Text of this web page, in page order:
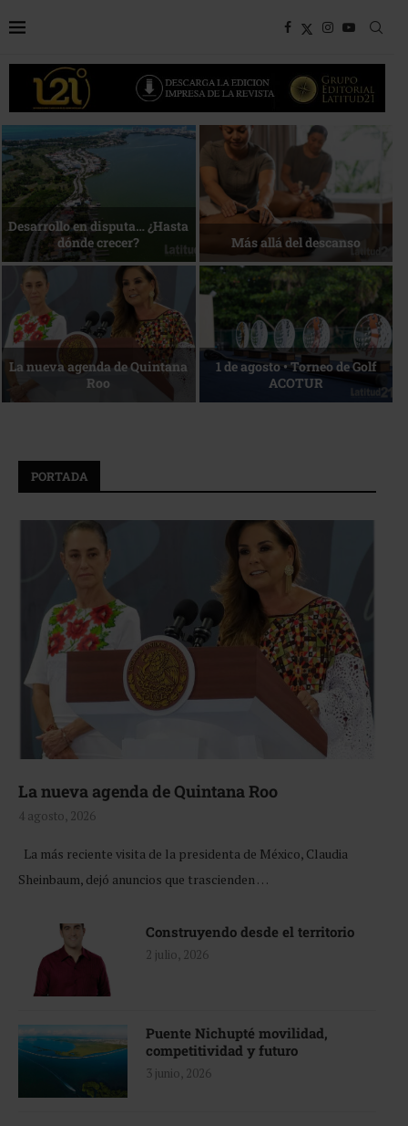
Bottega, un viaje servido a la
mesa
Energía que Impulsa la
competitividad
Reconocimiento de viajeros La esencia del servicio
PORTADA
La nueva agenda de Quintana Roo
4 agosto, 2026
La más reciente visita de la presidenta de México, Claudia
Sheinbaum, dejó anuncios que trascienden …
Construyendo desde el territorio
2 julio, 2026
Puente Nichupté movilidad,
competitividad y futuro
3 junio, 2026